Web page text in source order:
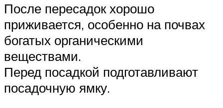
После пересадок хорошо
приживается, особенно на почвах
богатых органическими
веществами.
Перед посадкой подготавливают
посадочную ямку.